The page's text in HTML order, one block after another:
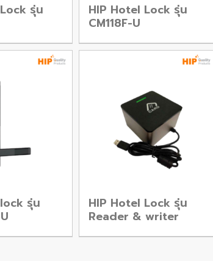
รุ่น HIP Hotel Lock รุ่น
CM118F-U
รุ่น HIP Hotel Lock รุ่น
Reader & writer